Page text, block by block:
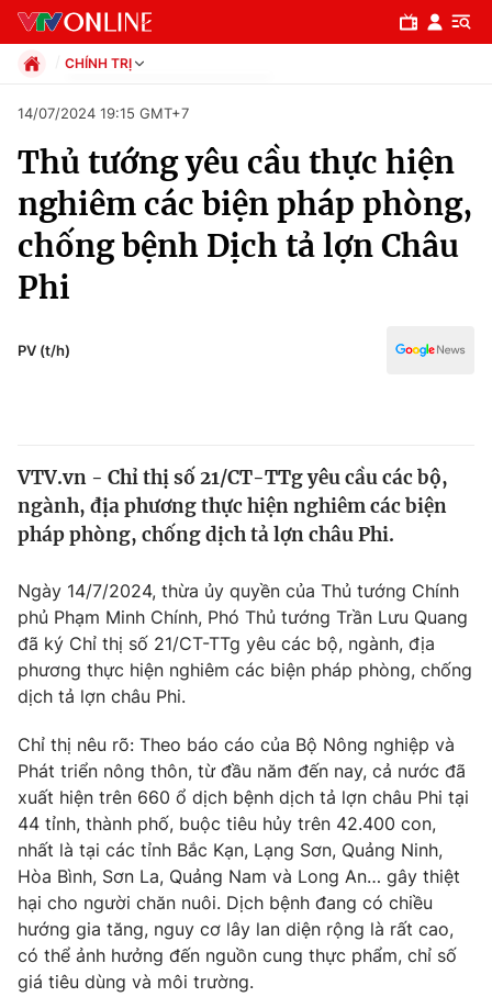
Chuyên mục
Chính trị
Xã hội
Pháp luật
Thế giới
Tin tức
Câu chuyện quốc tế
Kinh tế
Tài chính
Thị trường
Góc doanh nghiệp
Dữ liệu và đời sống
Truyền hình
Phim VTV
Hậu trường
Nhân vật
Khán giả
Giải sao mai
Điện ảnh
Âm nhạc
Sao
Đời sống
Du lịch
Làm đẹp
Chất lượng cuộc sống
Giáo dục
Tuyển sinh
Học trực tuyến
Công nghệ
Hitech Công nghệ tương lai
Giao lưu trực tuyến
CHÍNH TRỊ
Xã hội
Pháp luật
Thể thao
Truyền hình
Văn hóa - Giải trí
14/07/2024 19:15 GMT+7
Thủ tướng yêu cầu thực hiện
nghiêm các biện pháp phòng,
chống bệnh Dịch tả lợn Châu
Phi
PV (t/h)
VTV.vn - Chỉ thị số 21/CT-TTg yêu cầu các bộ,
ngành, địa phương thực hiện nghiêm các biện
pháp phòng, chống dịch tả lợn châu Phi.
Ngày 14/7/2024, thừa ủy quyền của Thủ tướng Chính
phủ Phạm Minh Chính, Phó Thủ tướng Trần Lưu Quang
đã ký Chỉ thị số 21/CT-TTg yêu các bộ, ngành, địa
phương thực hiện nghiêm các biện pháp phòng, chống
dịch tả lợn châu Phi.
Chỉ thị nêu rõ: Theo báo cáo của Bộ Nông nghiệp và
Phát triển nông thôn, từ đầu năm đến nay, cả nước đã
xuất hiện trên 660 ổ dịch bệnh dịch tả lợn châu Phi tại
44 tỉnh, thành phố, buộc tiêu hủy trên 42.400 con,
nhất là tại các tỉnh Bắc Kạn, Lạng Sơn, Quảng Ninh,
Hòa Bình, Sơn La, Quảng Nam và Long An… gây thiệt
hại cho người chăn nuôi. Dịch bệnh đang có chiều
hướng gia tăng, nguy cơ lây lan diện rộng là rất cao,
có thể ảnh hưởng đến nguồn cung thực phẩm, chỉ số
giá tiêu dùng và môi trường.